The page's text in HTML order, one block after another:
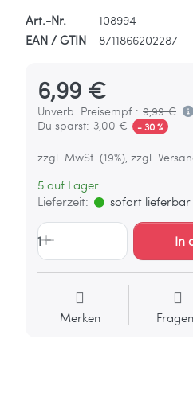
Art.-Nr.
108994
EAN / GTIN
8711866202287
6,99 €
Unverb. Preisempf.: 9,99 €
Du sparst: 3,00 € - 30 %
zzgl. MwSt. (19%), zzgl.
5 auf Lager
Lieferzeit:
sofort lieferbar
1 In
Merken